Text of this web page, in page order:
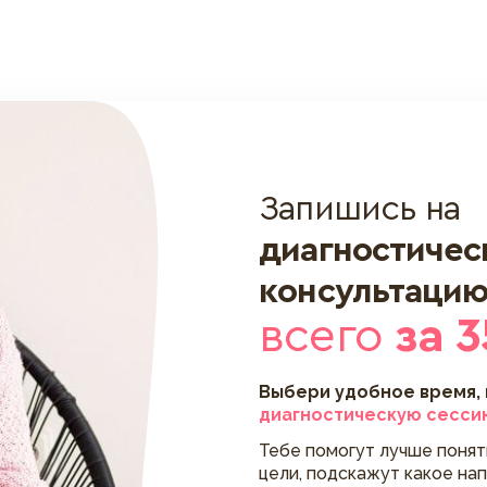
Запишись на
всего за
Выбери удобное
диагностическую
Тебе помогут лучше
цели, подскажут какое